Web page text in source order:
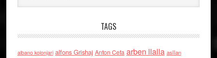
TAGS
albano kolonjari alfons Grishaj Anton Cefa arben llalla asllan